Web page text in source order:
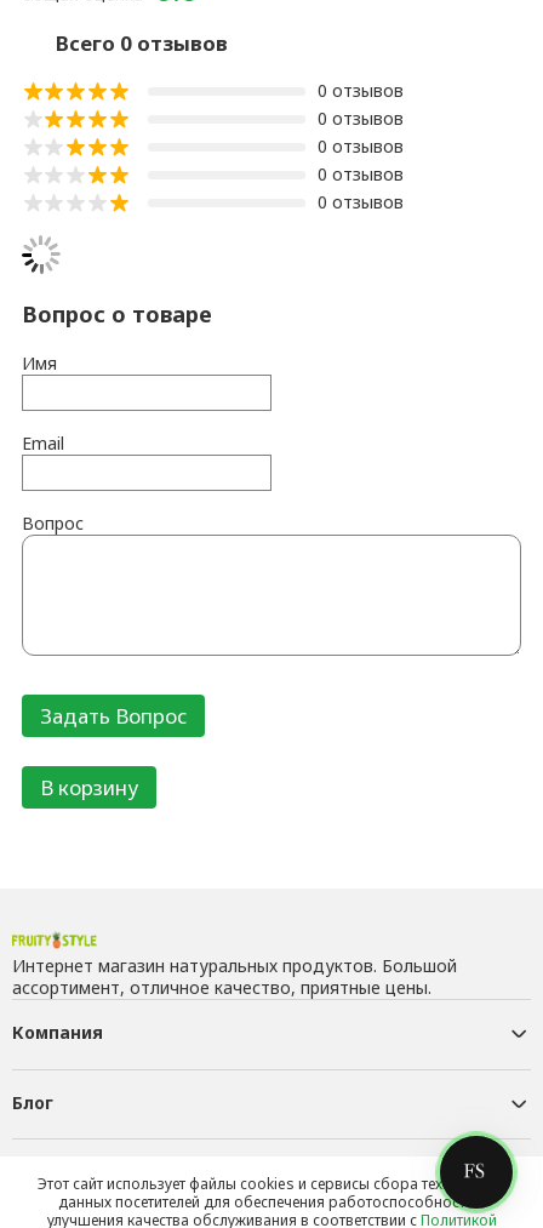
Всего 0 отзывов
0 отзывов
0 отзывов
0 отзывов
0 отзывов
0 отзывов
Вопрос о товаре
Имя
Email
Вопрос
В корзину
Интернет магазин натуральных продуктов. Большой
ассортимент, отличное качество, приятные цены.
Компания
Блог
Контакты
Этот сайт использует файлы cookies и сервисы сбора технических
данных посетителей для обеспечения работоспособности и
улучшения качества обслуживания в соответствии сПолитикой